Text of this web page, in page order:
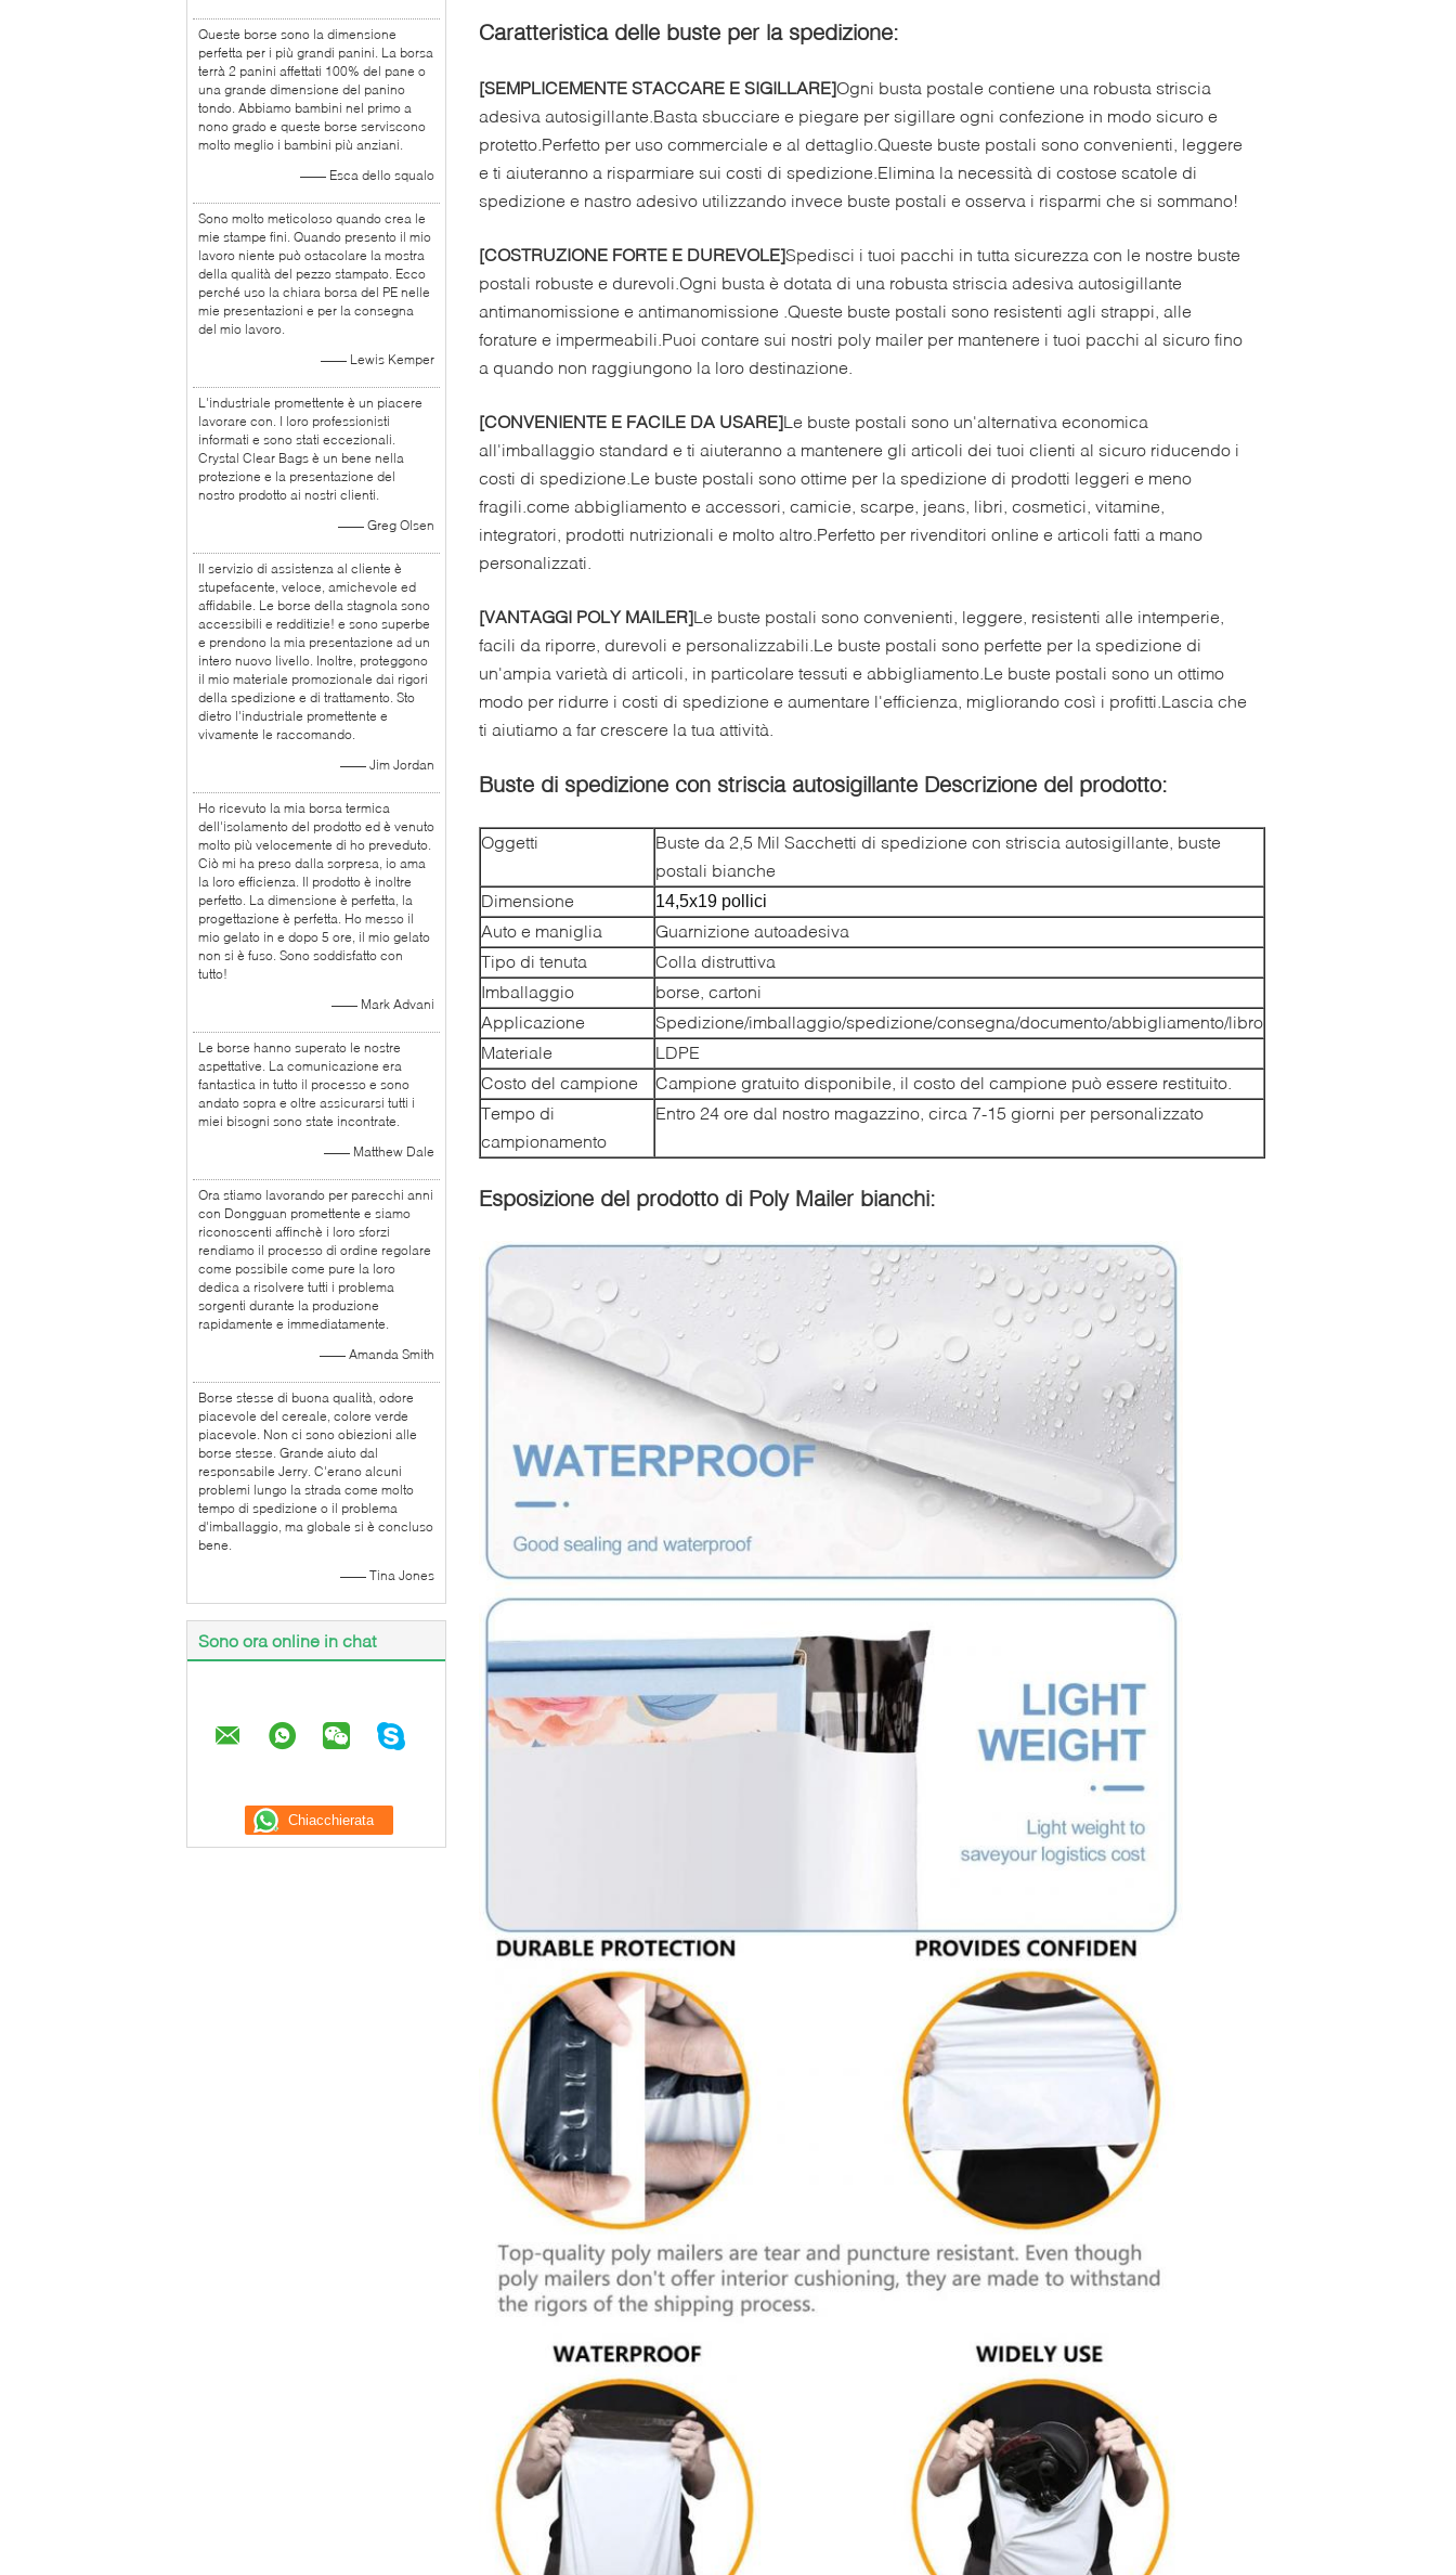
Queste borse sono la dimensione
perfetta per i più grandi panini. La borsa
terrà 2 panini affettati 100% del pane o
una grande dimensione del panino
tondo. Abbiamo bambini nel primo a
nono grado e queste borse serviscono
molto meglio i bambini più anziani.
—— Esca dello squalo
Sono molto meticoloso quando crea le
mie stampe fini. Quando presento il mio
lavoro niente può ostacolare la mostra
della qualità del pezzo stampato. Ecco
perché uso la chiara borsa del PE nelle
mie presentazioni e per la consegna
del mio lavoro.
—— Lewis Kemper
L'industriale promettente è un piacere
lavorare con. I loro professionisti
informati e sono stati eccezionali.
Crystal Clear Bags è un bene nella
protezione e la presentazione del
nostro prodotto ai nostri clienti.
—— Greg Olsen
Il servizio di assistenza al cliente è
stupefacente, veloce, amichevole ed
affidabile. Le borse della stagnola sono
accessibili e redditizie! e sono superbe
e prendono la mia presentazione ad un
intero nuovo livello. Inoltre, proteggono
il mio materiale promozionale dai rigori
della spedizione e di trattamento. Sto
dietro l'industriale promettente e
vivamente le raccomando.
—— Jim Jordan
Ho ricevuto la mia borsa termica
dell'isolamento del prodotto ed è venuto
molto più velocemente di ho preveduto.
Ciò mi ha preso dalla sorpresa, io ama
la loro efficienza. Il prodotto è inoltre
perfetto. La dimensione è perfetta, la
progettazione è perfetta. Ho messo il
mio gelato in e dopo 5 ore, il mio gelato
non si è fuso. Sono soddisfatto con
tutto!
—— Mark Advani
Le borse hanno superato le nostre
aspettative. La comunicazione era
fantastica in tutto il processo e sono
andato sopra e oltre assicurarsi tutti i
miei bisogni sono state incontrate.
—— Matthew Dale
Ora stiamo lavorando per parecchi anni
con Dongguan promettente e siamo
riconoscenti affinchè i loro sforzi
rendiamo il processo di ordine regolare
come possibile come pure la loro
dedica a risolvere tutti i problema
sorgenti durante la produzione
rapidamente e immediatamente.
—— Amanda Smith
Borse stesse di buona qualità, odore
piacevole del cereale, colore verde
piacevole. Non ci sono obiezioni alle
borse stesse. Grande aiuto dal
responsabile Jerry. C'erano alcuni
problemi lungo la strada come molto
tempo di spedizione o il problema
d'imballaggio, ma globale si è concluso
bene.
—— Tina Jones
Sono ora online in chat
Caratteristica delle buste per la spedizione:
[SEMPLICEMENTE STACCARE E SIGILLARE]Ogni busta postale contiene una robusta striscia
adesiva autosigillante.Basta sbucciare e piegare per sigillare ogni confezione in modo sicuro e
protetto.Perfetto per uso commerciale e al dettaglio.Queste buste postali sono convenienti, leggere
e ti aiuteranno a risparmiare sui costi di spedizione.Elimina la necessità di costose scatole di
spedizione e nastro adesivo utilizzando invece buste postali e osserva i risparmi che si sommano!
[COSTRUZIONE FORTE E DUREVOLE]Spedisci i tuoi pacchi in tutta sicurezza con le nostre buste
postali robuste e durevoli.Ogni busta è dotata di una robusta striscia adesiva autosigillante
antimanomissione e antimanomissione .Queste buste postali sono resistenti agli strappi, alle
forature e impermeabili.Puoi contare sui nostri poly mailer per mantenere i tuoi pacchi al sicuro fino
a quando non raggiungono la loro destinazione.
[CONVENIENTE E FACILE DA USARE]Le buste postali sono un'alternativa economica
all'imballaggio standard e ti aiuteranno a mantenere gli articoli dei tuoi clienti al sicuro riducendo i
costi di spedizione.Le buste postali sono ottime per la spedizione di prodotti leggeri e meno
fragili.come abbigliamento e accessori, camicie, scarpe, jeans, libri, cosmetici, vitamine,
integratori, prodotti nutrizionali e molto altro.Perfetto per rivenditori online e articoli fatti a mano
personalizzati.
[VANTAGGI POLY MAILER]Le buste postali sono convenienti, leggere, resistenti alle intemperie,
facili da riporre, durevoli e personalizzabili.Le buste postali sono perfette per la spedizione di
un'ampia varietà di articoli, in particolare tessuti e abbigliamento.Le buste postali sono un ottimo
modo per ridurre i costi di spedizione e aumentare l'efficienza, migliorando così i profitti.Lascia che
ti aiutiamo a far crescere la tua attività.
Buste di spedizione con striscia autosigillante Descrizione del prodotto:
Oggetti
Buste da 2,5 Mil Sacchetti di spedizione con striscia autosigillante, buste
postali bianche
Dimensione
14,5x19 pollici
Auto e maniglia
Guarnizione autoadesiva
Tipo di tenuta
Colla distruttiva
Imballaggio
borse, cartoni
Applicazione
Spedizione/imballaggio/spedizione/consegna/documento/abbigliamento/libro
Materiale
LDPE
Costo del campione
Campione gratuito disponibile, il costo del campione può essere restituito.
Tempo di
campionamento
Entro 24 ore dal nostro magazzino, circa 7-15 giorni per personalizzato
Esposizione del prodotto di Poly Mailer bianchi: